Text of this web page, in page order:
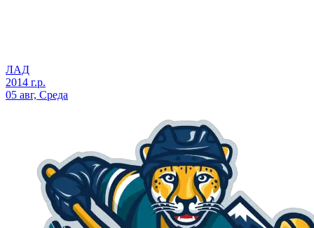
ЛАД
2014 г.р.
05 авг, Среда